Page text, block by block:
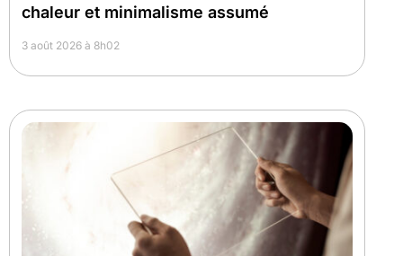
chaleur et minimalisme assumé
3 août 2026 à 8h02